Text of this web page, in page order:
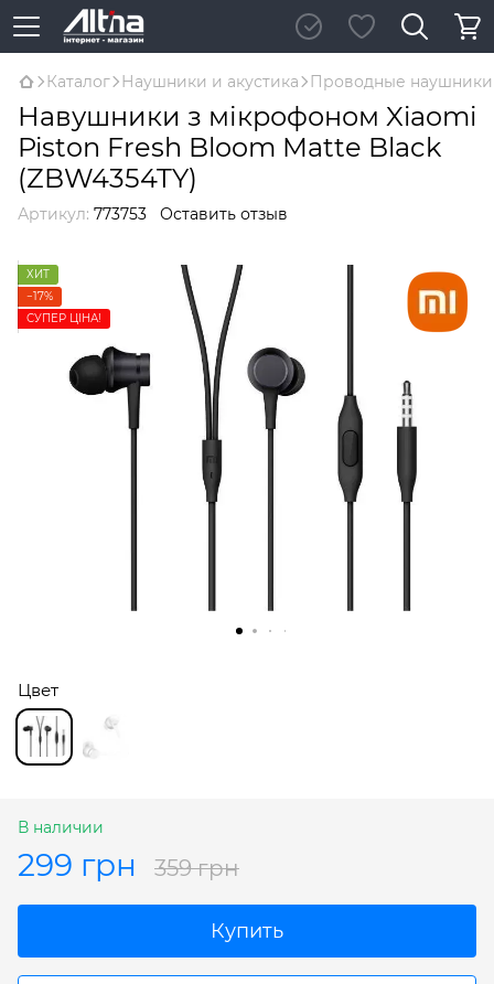
Каталог Наушники и акустика Проводные
Навушники з мікрофоном Xiaomi
Piston Fresh Bloom Matte Black
(ZBW4354TY)
Артикул: 773753 Оставить отзыв
ХИТ
−17%
СУПЕР ЦІНА!
Цвет
В наличии
299 грн 359 грн
Купить